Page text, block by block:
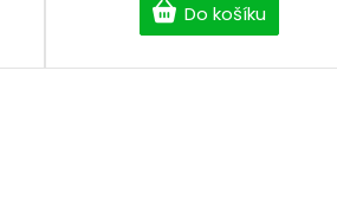
Do košíku